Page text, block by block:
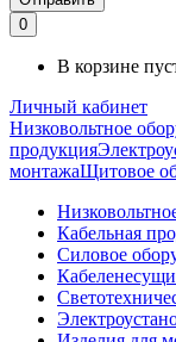
0
В корзине
Личный кабинет
Низковольтное
продукция
монтажаЩитовое
Кабельная
Силовое